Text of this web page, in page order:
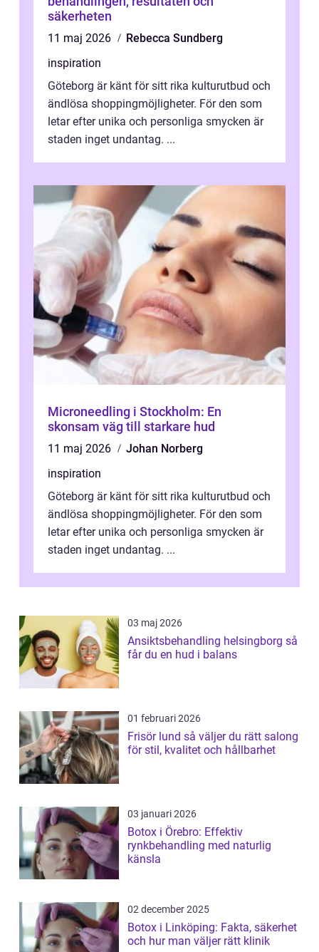
säkerheten
11 maj 2026
Rebecca Sundberg
inspiration
Göteborg är känt för sitt rika kulturutbud och
ändlösa shoppingmöjligheter. För den som
letar efter unika och personliga smycken är
staden inget undantag. ...
Microneedling i Stockholm: En
skonsam väg till starkare hud
11 maj 2026
Johan Norberg
inspiration
Göteborg är känt för sitt rika kulturutbud och
ändlösa shoppingmöjligheter. För den som
letar efter unika och personliga smycken är
staden inget undantag. ...
03 maj 2026
Ansiktsbehandling helsingborg så
får du en hud i balans
01 februari 2026
Frisör lund så väljer du rätt salong
för stil, kvalitet och hållbarhet
03 januari 2026
Botox i Örebro: Effektiv
rynkbehandling med naturlig
känsla
02 december 2025
Botox i Linköping: Fakta, säkerhet
och hur man väljer rätt klinik